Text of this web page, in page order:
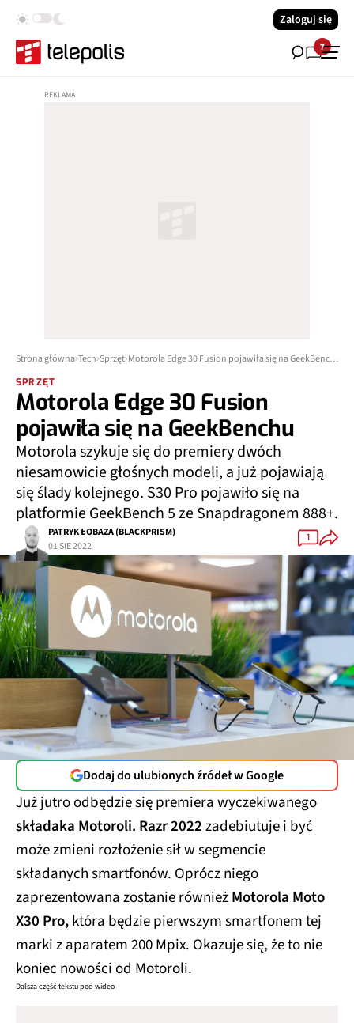
Zaloguj się
7
Strona główna Tech Sprzęt Motorola Edge 30 Fusion pojawiła się na GeekBenchu
SPRZĘT
Motorola Edge 30 Fusion
pojawiła się na GeekBenchu
Motorola szykuje się do premiery dwóch
niesamowicie głośnych modeli, a już pojawiają
się ślady kolejnego. S30 Pro pojawiło się na
platformie GeekBench 5 ze Snapdragonem 888+.
PATRYK ŁOBAZA (BLACKPRISM)
01 SIE 2022
1
Dodaj do ulubionych źródeł w Google
Już jutro odbędzie się premiera wyczekiwanego
składaka Motoroli. Razr 2022zadebiutuje i być
może zmieni rozłożenie sił w segmencie
składanych smartfonów. Oprócz niego
zaprezentowana zostanie równieżMotorola Moto
X30 Pro,która będzie pierwszym smartfonem tej
marki z aparatem 200 Mpix. Okazuje się, że to nie
koniec nowości od Motoroli.
Dalsza część tekstu pod wideo